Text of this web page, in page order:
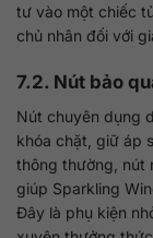
tư vào một chiếc
chủ nhân đối với
7.2. Nút bảo
Nút chuyên dụng
khóa chặt, giữ áp
thông thường, nút
giúp Sparkling
Đây là phụ kiện